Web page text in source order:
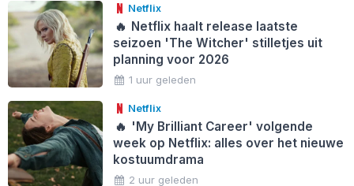
Netflix
🔥 Netflix haalt release laatste
seizoen 'The Witcher' stilletjes uit
planning voor 2026
1 uur geleden
Netflix
🔥 'My Brilliant Career' volgende
week op Netflix: alles over het nieuwe
kostuumdrama
2 uur geleden